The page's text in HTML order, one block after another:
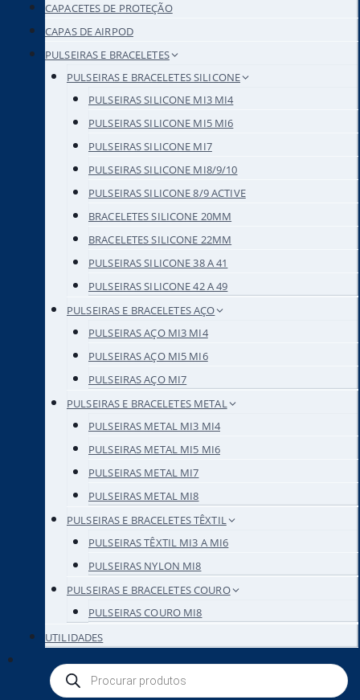
CAPACETES DE PROTEÇÃO
CAPAS DE AIRPOD
PULSEIRAS E BRACELETES
PULSEIRAS E BRACELETES SILICONE
PULSEIRAS SILICONE MI3 MI4
PULSEIRAS SILICONE MI5 MI6
PULSEIRAS SILICONE MI7
PULSEIRAS SILICONE MI8/9/10
PULSEIRAS SILICONE 8/9 ACTIVE
BRACELETES SILICONE 20MM
BRACELETES SILICONE 22MM
PULSEIRAS SILICONE 38 A 41
PULSEIRAS SILICONE 42 A 49
PULSEIRAS E BRACELETES AÇO
PULSEIRAS AÇO MI3 MI4
PULSEIRAS AÇO MI5 MI6
PULSEIRAS AÇO MI7
PULSEIRAS E BRACELETES METAL
PULSEIRAS METAL MI3 MI4
PULSEIRAS METAL MI5 MI6
PULSEIRAS METAL MI7
PULSEIRAS METAL MI8
PULSEIRAS E BRACELETES TÊXTIL
PULSEIRAS TÊXTIL MI3 A MI6
PULSEIRAS NYLON MI8
PULSEIRAS E BRACELETES COURO
PULSEIRAS COURO MI8
UTILIDADES
Products
search